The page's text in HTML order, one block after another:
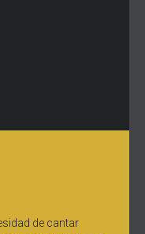
de cantar